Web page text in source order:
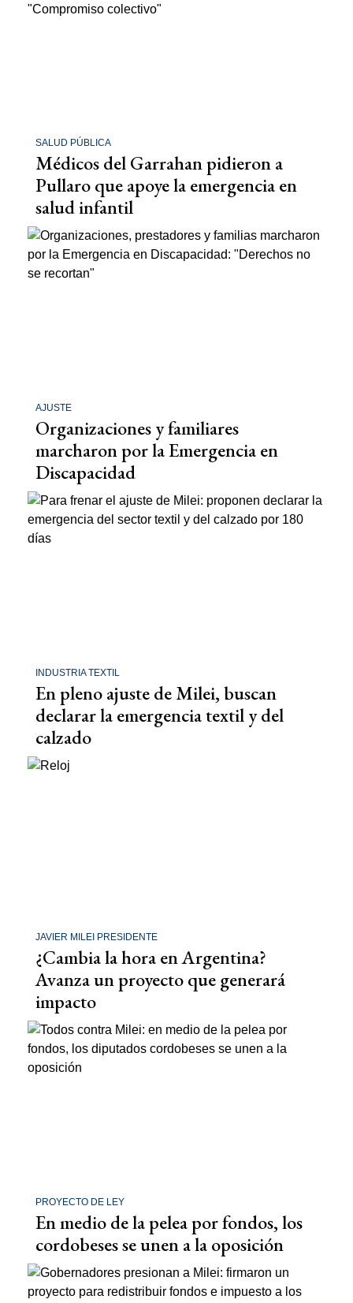
SALUD PÚBLICA
Médicos del Garrahan pidieron a
Pullaro que apoye la emergencia en
salud infantil
AJUSTE
Organizaciones y familiares
marcharon por la Emergencia en
Discapacidad
INDUSTRIA TEXTIL
En pleno ajuste de Milei, buscan
declarar la emergencia textil y del
calzado
JAVIER MILEI PRESIDENTE
¿Cambia la hora en Argentina?
Avanza un proyecto que generará
impacto
PROYECTO DE LEY
En medio de la pelea por fondos, los
cordobeses se unen a la oposición